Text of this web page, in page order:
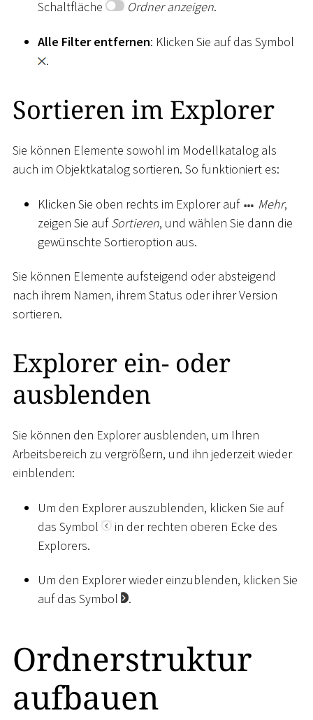
Schaltfläche
Ordner anzeigen.
Alle Filter entfernen: Klicken Sie auf das Symbol
.
Sortieren im Explorer
Sie können Elemente sowohl im Modellkatalog als
auch im Objektkatalog sortieren. So funktioniert es:
Klicken Sie oben rechts im Explorer auf Mehr,
zeigen Sie aufSortieren, und wählen Sie dann die
gewünschte Sortieroption aus.
Sie können Elemente aufsteigend oder absteigend
nach ihrem Namen, ihrem Status oder ihrer Version
sortieren.
Explorer ein- oder
ausblenden
Sie können den Explorer ausblenden, um Ihren
Arbeitsbereich zu vergrößern, und ihn jederzeit wieder
einblenden:
Um den Explorer auszublenden, klicken Sie auf
das Symbol
in der rechten oberen Ecke des
Explorers.
Um den Explorer wieder einzublenden, klicken Sie
auf das Symbol
.
Ordnerstruktur
aufbauen